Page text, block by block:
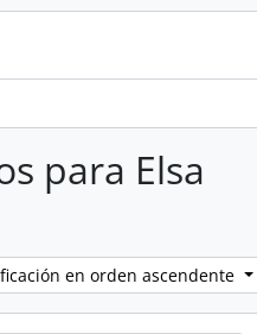
para Elsa
en orden ascendente